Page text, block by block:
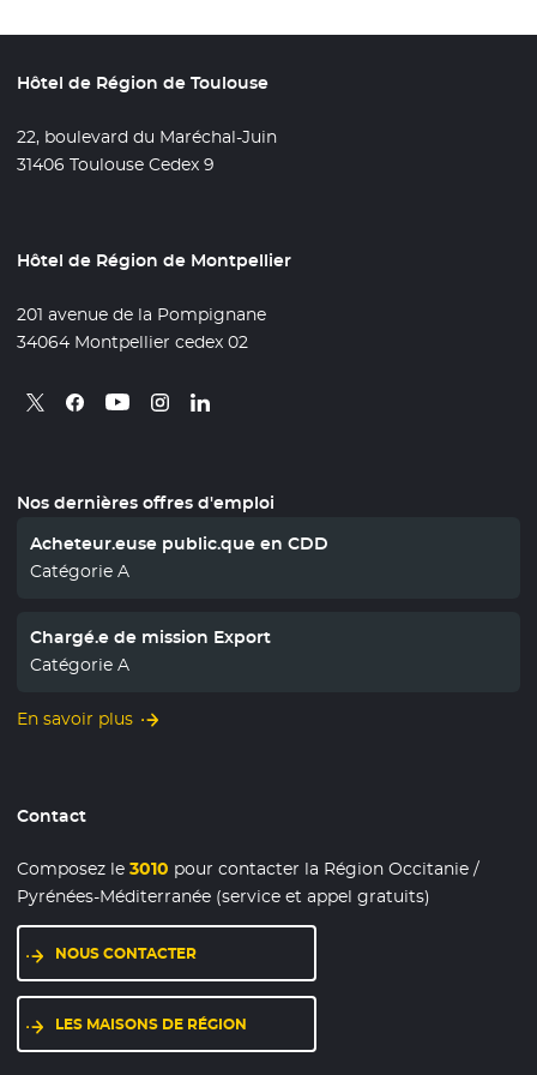
Hôtel de Région de Toulouse
22, boulevard du Maréchal-Juin
31406 Toulouse Cedex 9
Hôtel de Région de Montpellier
201 avenue de la Pompignane
34064 Montpellier cedex 02
Retrouvez nous sur X
- Nouvelle fenêtre
Retrouvez nous sur Facebook
- Nouvelle fenêtre
Retrouvez nous sur Youtube
- Nouvelle fenêtre
Retrouvez nous sur Instagram
- Nouvelle fenêtre
Retrouvez nous sur Linkedin
- Nouvelle fenêtre
Nos dernières offres d'emploi
Acheteur.euse public.que en CDD
Catégorie A
Chargé.e de mission Export
Catégorie A
En savoir plus
Contact
Composez le3010 pour contacter la Région Occitanie /
Pyrénées-Méditerranée (service et appel gratuits)
NOUS CONTACTER
LES MAISONS DE RÉGION